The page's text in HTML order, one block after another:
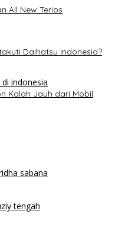
All New Terios
Daihatsu Indonesia?
Kalah Jauh dari Mobil